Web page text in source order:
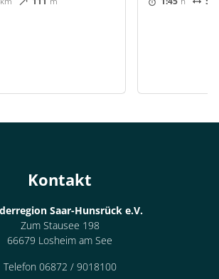
Kontakt
Saar-Hunsrück e.V.
Zum Stausee 198
66679 Losheim am See
Telefon 06872 / 9018100